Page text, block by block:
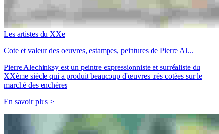
Les artistes du XXe
Cote et valeur des oeuvres, estampes, peintures de Pierre Al...
Pierre Alechinksy est un peintre expressionniste et surréaliste du
XXème siècle qui a produit beaucoup d'œuvres très cotées sur le
marché des enchères
En savoir plus >